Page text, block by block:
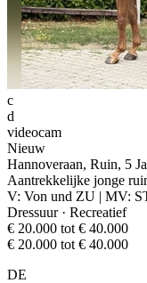
c
d
videocam
Nieuw
Hannoveraan, Ruin, 5
Aantrekkelijke jonge
V: Von und ZU | MV:
Dressuur · Recreatief
€ 20.000 tot € 40.000
€ 20.000 tot € 40.000
DE